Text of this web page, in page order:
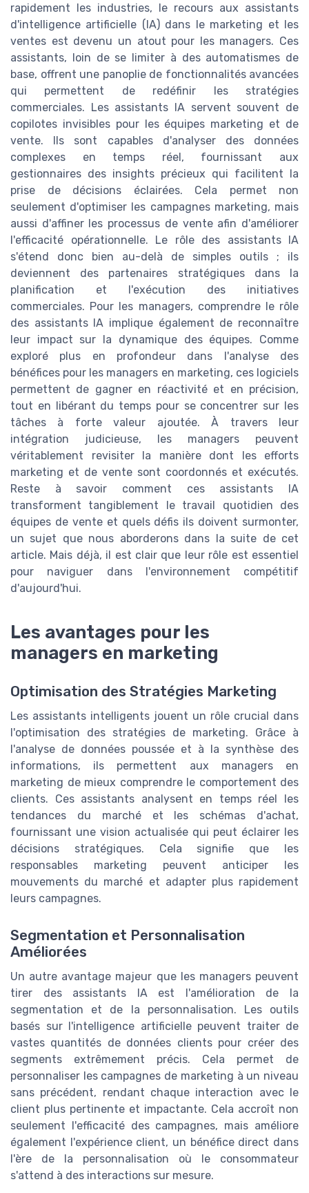
rapidement les industries, le recours aux assistants
d'intelligence artificielle (IA) dans le marketing et les
ventes est devenu un atout pour les managers. Ces
assistants, loin de se limiter à des automatismes de
base, offrent une panoplie de fonctionnalités avancées
qui permettent de redéfinir les stratégies
commerciales. Les assistants IA servent souvent de
copilotes invisibles pour les équipes marketing et de
vente. Ils sont capables d'analyser des données
complexes en temps réel, fournissant aux
gestionnaires des insights précieux qui facilitent la
prise de décisions éclairées. Cela permet non
seulement d'optimiser les campagnes marketing, mais
aussi d'affiner les processus de vente afin d'améliorer
l'efficacité opérationnelle. Le rôle des assistants IA
s'étend donc bien au-delà de simples outils ; ils
deviennent des partenaires stratégiques dans la
planification et l'exécution des initiatives
commerciales. Pour les managers, comprendre le rôle
des assistants IA implique également de reconnaître
leur impact sur la dynamique des équipes. Comme
exploré plus en profondeur dans l'analyse des
bénéfices pour les managers en marketing, ces logiciels
permettent de gagner en réactivité et en précision,
tout en libérant du temps pour se concentrer sur les
tâches à forte valeur ajoutée. À travers leur
intégration judicieuse, les managers peuvent
véritablement revisiter la manière dont les efforts
marketing et de vente sont coordonnés et exécutés.
Reste à savoir comment ces assistants IA
transforment tangiblement le travail quotidien des
équipes de vente et quels défis ils doivent surmonter,
un sujet que nous aborderons dans la suite de cet
article. Mais déjà, il est clair que leur rôle est essentiel
pour naviguer dans l'environnement compétitif
d'aujourd'hui.
Les avantages pour les
managers en marketing
Optimisation des Stratégies Marketing
Les assistants intelligents jouent un rôle crucial dans
l'optimisation des stratégies de marketing. Grâce à
l'analyse de données poussée et à la synthèse des
informations, ils permettent aux managers en
marketing de mieux comprendre le comportement des
clients. Ces assistants analysent en temps réel les
tendances du marché et les schémas d'achat,
fournissant une vision actualisée qui peut éclairer les
décisions stratégiques. Cela signifie que les
responsables marketing peuvent anticiper les
mouvements du marché et adapter plus rapidement
leurs campagnes.
Segmentation et Personnalisation
Améliorées
Un autre avantage majeur que les managers peuvent
tirer des assistants IA est l'amélioration de la
segmentation et de la personnalisation. Les outils
basés sur l'intelligence artificielle peuvent traiter de
vastes quantités de données clients pour créer des
segments extrêmement précis. Cela permet de
personnaliser les campagnes de marketing à un niveau
sans précédent, rendant chaque interaction avec le
client plus pertinente et impactante. Cela accroît non
seulement l'efficacité des campagnes, mais améliore
également l'expérience client, un bénéfice direct dans
l'ère de la personnalisation où le consommateur
s'attend à des interactions sur mesure.